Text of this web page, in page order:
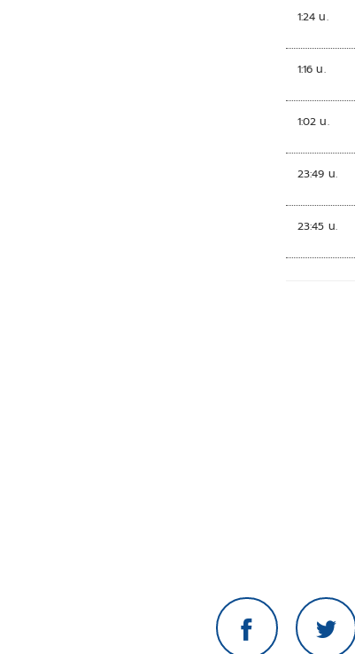
1:24 น.
1:16 น.
1:02 น.
23:49 น.
23:45 น.